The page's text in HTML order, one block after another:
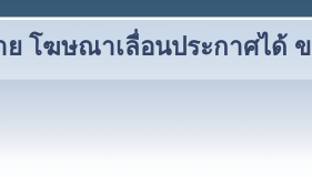
โฆษณาเลื่อนประกาศได้